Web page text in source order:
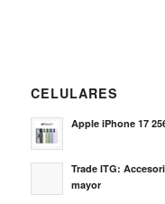
CELULARES
Apple iPhone 17
Trade ITG:
mayor